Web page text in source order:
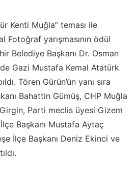
Kenti Muğla” teması ile
Fotoğraf yarışmasının ödül
Belediye Başkanı Dr. Osman
Gazi Mustafa Kemal Atatürk
Tören Gürün’ün yanı sıra
Bahattin Gümüş, CHP Muğla
Parti meclis üyesi Gizem
Başkanı Mustafa Aytaç
İlçe Başkanı Deniz Ekinci ve